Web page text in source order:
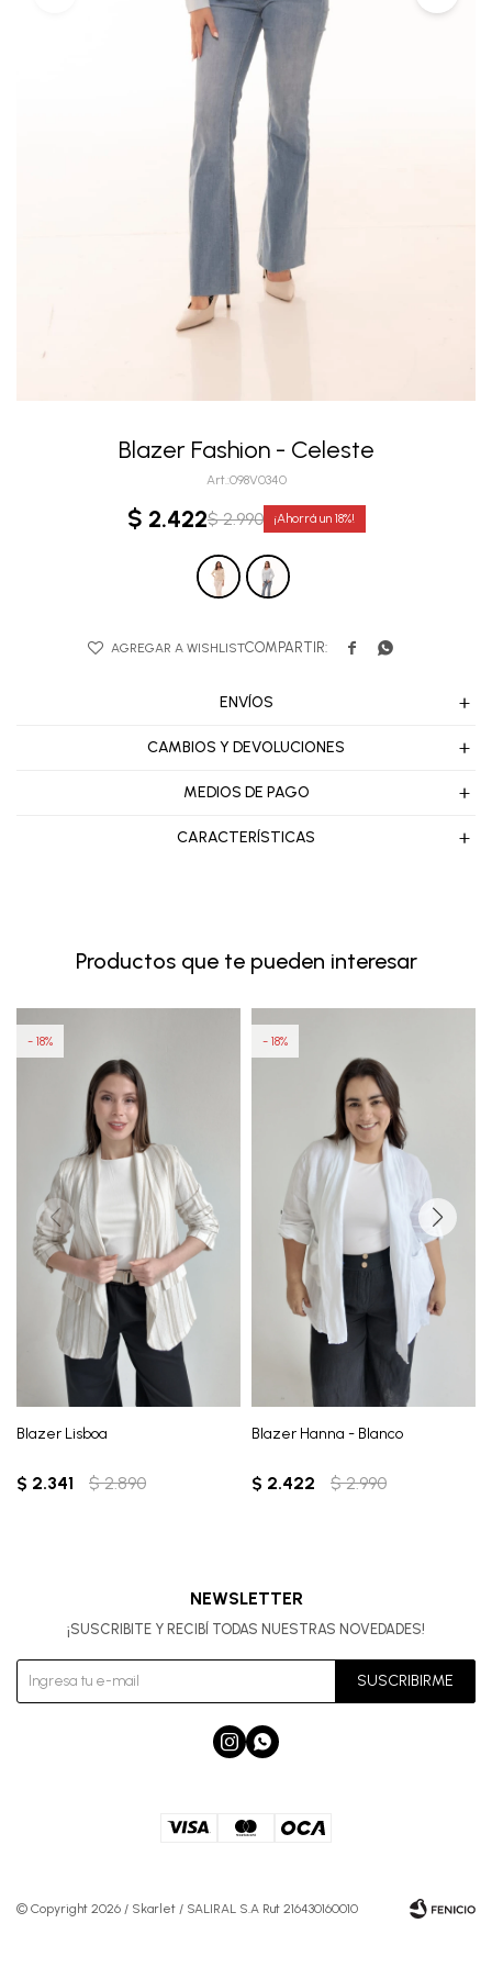
Blazer Fashion - Celeste
098V0340
$ 2.422$ 2.990 18
 
ENVÍOS
CAMBIOS Y DEVOLUCIONES
MEDIOS DE PAGO
CARACTERÍSTICAS
Productos que te pueden interesar
Blazer Lisboa
$ 2.341 $ 2.890
18
Blazer Hanna - Blanco
$ 2.422 $ 2.990
18
NEWSLETTER
¡SUSCRIBITE Y RECIBÍ TODAS NUESTRAS NOVEDADES!
SUSCRIBIRME
 
© Copyright 2026 / Skarlet / SALIRAL S.A Rut 216430160010